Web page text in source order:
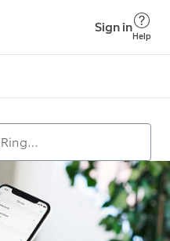
Sign in
Help